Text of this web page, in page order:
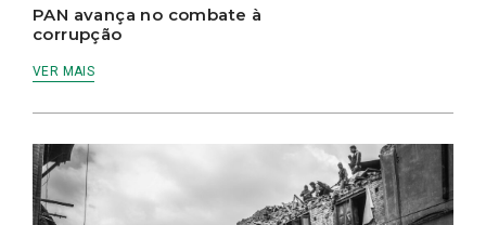
PAN avança no combate à
corrupção
VER MAIS